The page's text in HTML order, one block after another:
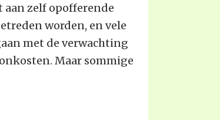
aan zelf opofferende
worden, en vele
met de verwachting
Maar sommige